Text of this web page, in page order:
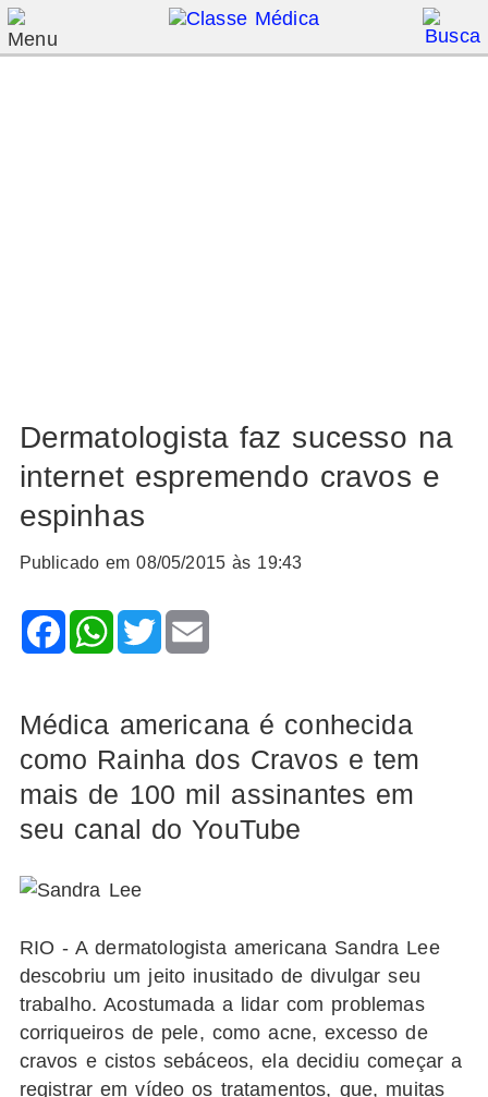
Dermatologista faz sucesso na
internet espremendo cravos e
espinhas
Publicado em 08/05/2015 às 19:43
FacebookWhatsApp
TwitterEmail
Médica americana é conhecida
como Rainha dos Cravos e tem
mais de 100 mil assinantes em
seu canal do YouTube
RIO - A dermatologista americana Sandra Lee
descobriu um jeito inusitado de divulgar seu
trabalho. Acostumada a lidar com problemas
corriqueiros de pele, como acne, excesso de
cravos e cistos sebáceos, ela decidiu começar a
registrar em vídeo os tratamentos, que, muitas